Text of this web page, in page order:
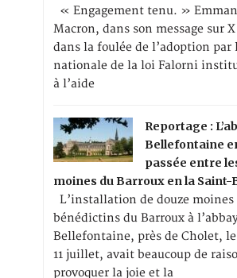
« Engagement tenu. »
Macron, dans son message sur
dans la foulée de l’adoption par
nationale de la loi Falorni
à l’aide
Reportage :
Bellefontaine
passée entre
moines du Barroux en la Saint-
L’installation de douze moines
bénédictins du Barroux à
Bellefontaine, près de Cholet,
11 juillet, avait beaucoup de
provoquer la joie et la